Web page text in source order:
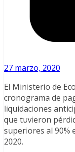
27 marzo, 2020
El Ministerio de
cronograma de
liquidaciones
que tuvieron
superiores al 90%
2020.